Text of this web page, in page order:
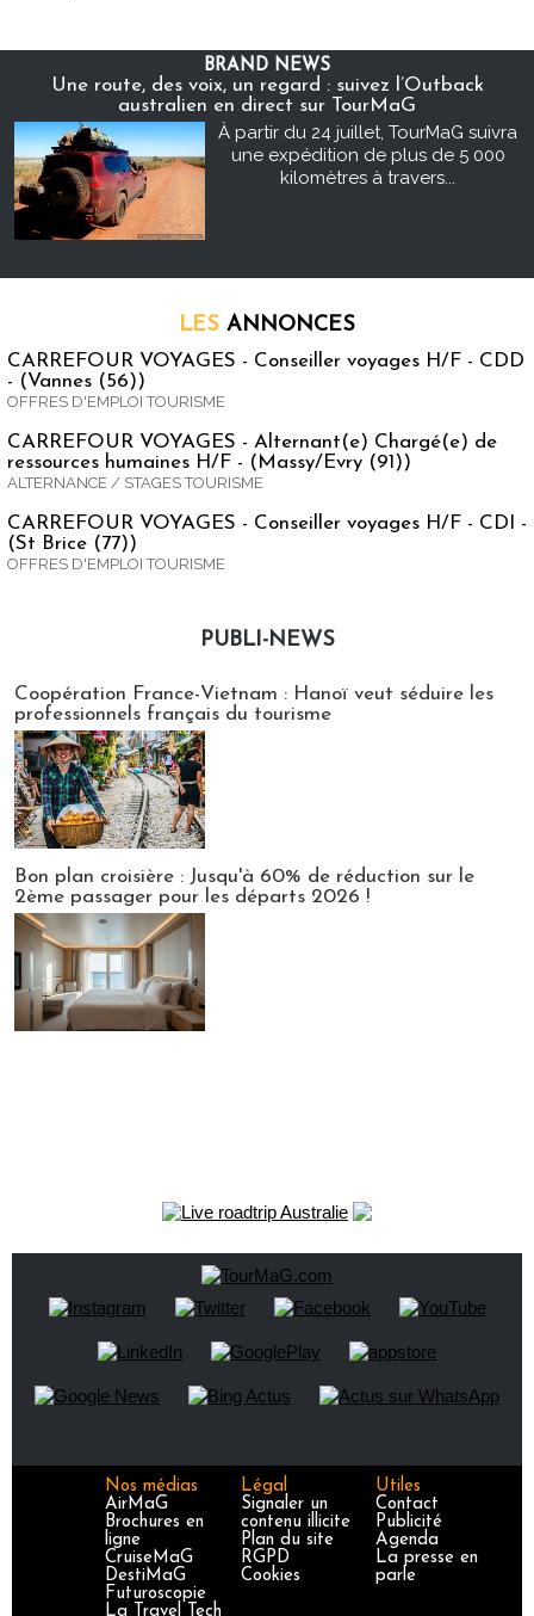
BRAND NEWS
Une route, des voix, un regard : suivez l’Outback
australien en direct sur TourMaG
À partir du 24 juillet, TourMaG suivra
une expédition de plus de 5 000
kilomètres à travers...
LES ANNONCES
CARREFOUR VOYAGES - Conseiller voyages H/F - CDD
- (Vannes (56))
OFFRES D'EMPLOI TOURISME
CARREFOUR VOYAGES - Alternant(e) Chargé(e) de
ressources humaines H/F - (Massy/Evry (91))
ALTERNANCE / STAGES TOURISME
CARREFOUR VOYAGES - Conseiller voyages H/F - CDI -
(St Brice (77))
OFFRES D'EMPLOI TOURISME
PUBLI-NEWS
Coopération France-Vietnam : Hanoï veut séduire les
professionnels français du tourisme
Bon plan croisière : Jusqu'à 60% de réduction sur le
2ème passager pour les départs 2026 !
Nos médias
AirMaG
Brochures en
ligne
CruiseMaG
DestiMaG
Futuroscopie
La Travel Tech
Légal
Signaler un
contenu illicite
Plan du site
RGPD
Cookies
Utiles
Contact
Publicité
Agenda
La presse en
parle